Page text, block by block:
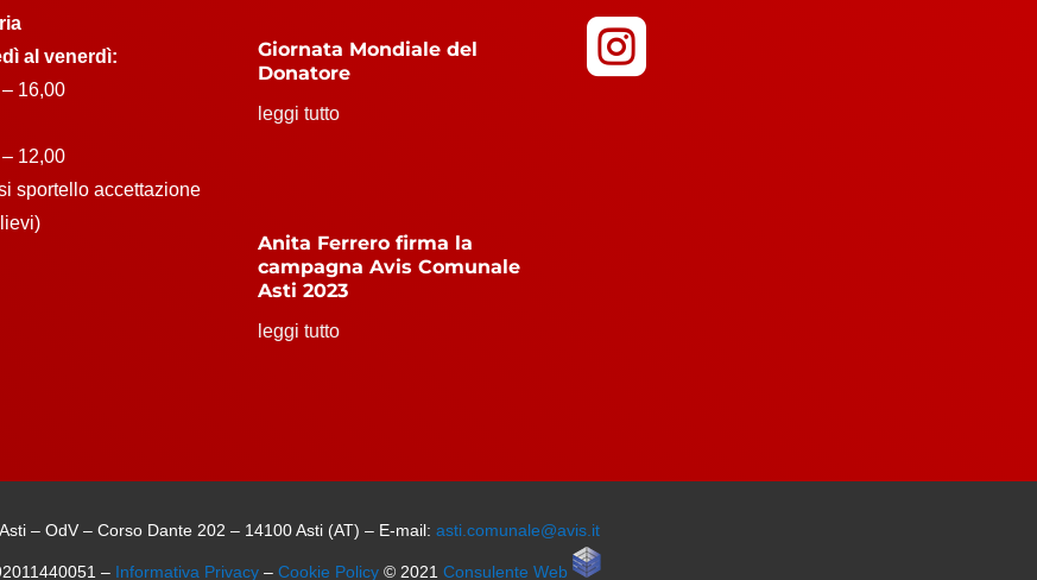
al venerdì:
16,00
12,00
sportello accettazione
Giornata Mondiale del
Donatore
leggi tutto
Anita Ferrero firma la
campagna Avis Comunale
Asti 2023
leggi tutto

– OdV – Corso Dante 202 – 14100 Asti (AT) – E-mail: asti.comunale@avis.it
– Informativa Privacy– Cookie Policy© 2021 Consulente Web